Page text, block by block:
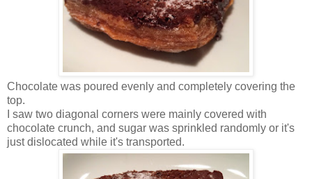
Chocolate was poured evenly and completely covering the
top.
I saw two diagonal corners were mainly covered with
chocolate crunch, and sugar was sprinkled randomly or it's
just dislocated while it's transported.